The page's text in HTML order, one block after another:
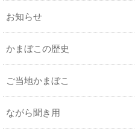
お知らせ
かまぼこの歴史
ご当地かまぼこ
ながら聞き用